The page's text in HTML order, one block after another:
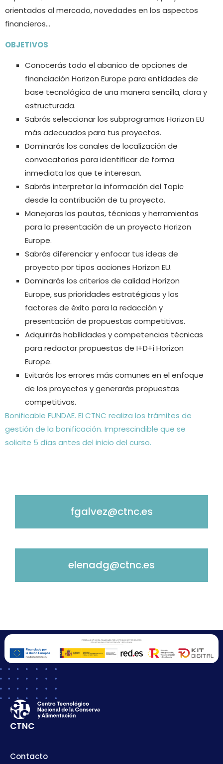
orientados al mercado, novedades en los aspectos
financieros…
OBJETIVOS
Conocerás todo el abanico de opciones de
financiación Horizon Europe para entidades de
base tecnológica de una manera sencilla, clara y
estructurada.
Sabrás seleccionar los subprogramas Horizon EU
más adecuados para tus proyectos.
Dominarás los canales de localización de
convocatorias para identificar de forma
inmediata las que te interesan.
Sabrás interpretar la información del Topic
desde la contribución de tu proyecto.
Manejaras las pautas, técnicas y herramientas
para la presentación de un proyecto Horizon
Europe.
Sabrás diferenciar y enfocar tus ideas de
proyecto por tipos acciones Horizon EU.
Dominarás los criterios de calidad Horizon
Europe, sus prioridades estratégicas y los
factores de éxito para la redacción y
presentación de propuestas competitivas.
Adquirirás habilidades y competencias técnicas
para redactar propuestas de I+D+i Horizon
Europe.
Evitarás los errores más comunes en el enfoque
de los proyectos y generarás propuestas
competitivas.
Bonificable FUNDAE. El CTNC realiza los trámites de
gestión de la bonificación. Imprescindible que se
solicite 5 días antes del inicio del curso.
fgalvez@ctnc.es
elenadg@ctnc.es
CTNC
Contacto